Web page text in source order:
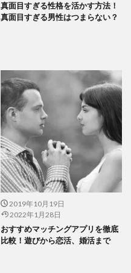
真面目すぎる性格を活かす方法！
真面目すぎる男性はつまらない？
2019年10月19日
2022年1月28日
おすすめマッチングアプリを徹底
比較！遊びから恋活、婚活まで